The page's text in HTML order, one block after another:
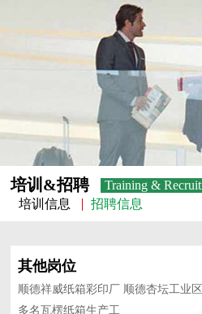
培训&招聘
Training &
培训信息
招聘信息
其他岗位
顺德祥威纸箱彩印厂 顺德杏坛工业
多名瓦楞纸箱生产工